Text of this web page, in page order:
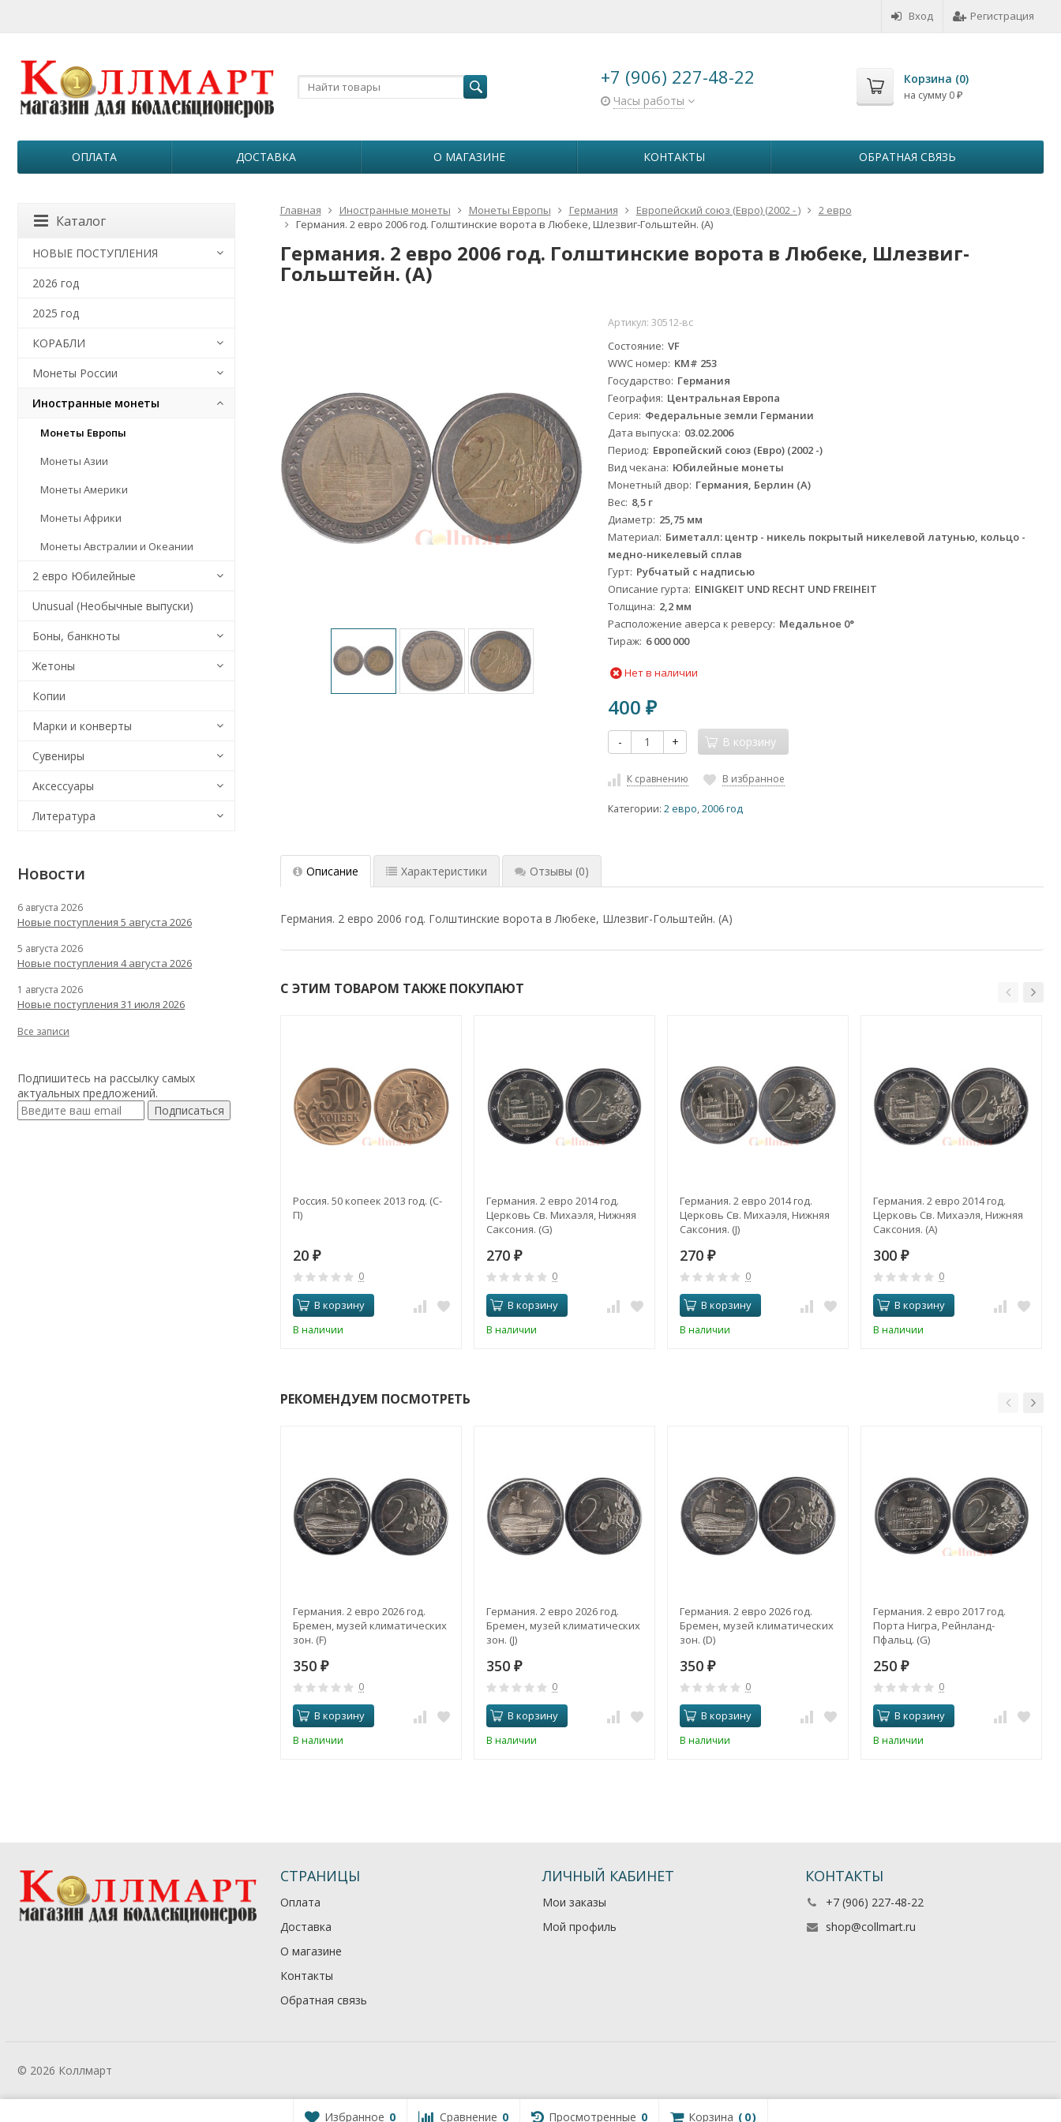
Избранное 0 Сравнение 0 Просмотренные 0 Корзина 0
Вход Регистрация
+7 (906) 227-48-22
Часы работы
Корзина (0)
на сумму 0 ₽
ОПЛАТА ДОСТАВКА О МАГАЗИНЕ КОНТАКТЫ ОБРАТНАЯ СВЯЗЬ
Главная Иностранные монеты Монеты Европы Германия Европейский союз (Евро) (2002 - )
2 евро
Германия. 2 евро 2006 год. Голштинские ворота в Любеке, Шлезвиг-Гольштейн. (A)
Германия. 2 евро 2006 год. Голштинские ворота в Любеке, Шлезвиг-
Гольштейн. (A)
Артикул:30512-вс
Состояние VF
WWC номер KM# 253
Государство Германия
География Центральная Европа
Серия Федеральные земли Германии
Дата выпуска 03.02.2006
Период Европейский союз (Евро) (2002 -)
Вид чекана Юбилейные монеты
Монетный двор Германия, Берлин (A)
Вес 8,5 г
Диаметр 25,75 мм
Материал Биметалл: центр - никель покрытый никелевой латунью, кольцо -
медно-никелевый сплав
Гурт Рубчатый с надписью
Описание гурта EINIGKEIT UND RECHT UND FREIHEIT
Толщина 2,2 мм
Расположение аверса к реверсу Медальное 0°
Тираж 6 000 000
Нет в наличии
400₽
- + В корзину
К сравнению В избранное
Категории:2 евро,2006 год
Описание Характеристики Отзывы (0)
Германия. 2 евро 2006 год. Голштинские ворота в Любеке, Шлезвиг-Гольштейн. (A)
С ЭТИМ ТОВАРОМ ТАКЖЕ ПОКУПАЮТ
Россия. 50 копеек 2013 год. (С-
П)
20 ₽
0
В корзину
В наличии
Германия. 2 евро 2014 год.
Церковь Св. Михаэля, Нижняя
Саксония. (G)
270 ₽
0
В корзину
В наличии
Германия. 2 евро 2014 год.
Церковь Св. Михаэля, Нижняя
Саксония. (J)
270 ₽
0
В корзину
В наличии
Германия. 2 евро 2014 год.
Церковь Св. Михаэля, Нижняя
Саксония. (A)
300 ₽
0
В корзину
В наличии
РЕКОМЕНДУЕМ ПОСМОТРЕТЬ
Германия. 2 евро 2026 год.
Бремен, музей климатических
зон. (F)
350 ₽
0
В корзину
В наличии
Германия. 2 евро 2026 год.
Бремен, музей климатических
зон. (J)
350 ₽
0
В корзину
В наличии
Германия. 2 евро 2026 год.
Бремен, музей климатических
зон. (D)
350 ₽
0
В корзину
В наличии
Германия. 2 евро 2017 год.
Порта Нигра, Рейнланд-
Пфальц. (G)
250 ₽
0
В корзину
В наличии
Каталог
НОВЫЕ ПОСТУПЛЕНИЯ
2026 год
2025 год
КОРАБЛИ
Монеты России
Иностранные монеты
Монеты Европы
Монеты Азии
Монеты Америки
Монеты Африки
Монеты Австралии и Океании
2 евро Юбилейные
Unusual (Необычные выпуски)
Боны, банкноты
Жетоны
Копии
Марки и конверты
Сувениры
Аксессуары
Литература
Новости
6 августа 2026
Новые поступления 5 августа 2026
5 августа 2026
Новые поступления 4 августа 2026
1 августа 2026
Новые поступления 31 июля 2026
Все записи
Подпишитесь на рассылку самых
актуальных предложений.
Подписаться
СТРАНИЦЫ
Оплата
Доставка
О магазине
Контакты
Обратная связь
ЛИЧНЫЙ КАБИНЕТ
Мои заказы
Мой профиль
КОНТАКТЫ
+7 (906) 227-48-22
shop@collmart.ru
© 2026 Коллмарт